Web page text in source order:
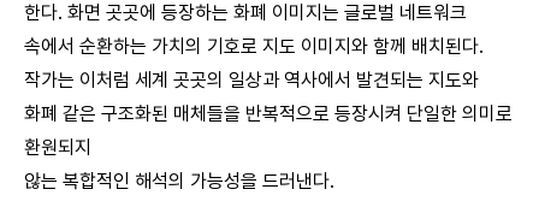
한다. 화면 곳곳에 등장하는 화폐 이미지는 글로벌 네트워크
속에서 순환하는 가치의 기호로 지도 이미지와 함께 배치된다.
작가는 이처럼 세계 곳곳의 일상과 역사에서 발견되는 지도와
화폐 같은 구조화된 매체들을 반복적으로 등장시켜 단일한 의미로
환원되지
않는 복합적인 해석의 가능성을 드러낸다.